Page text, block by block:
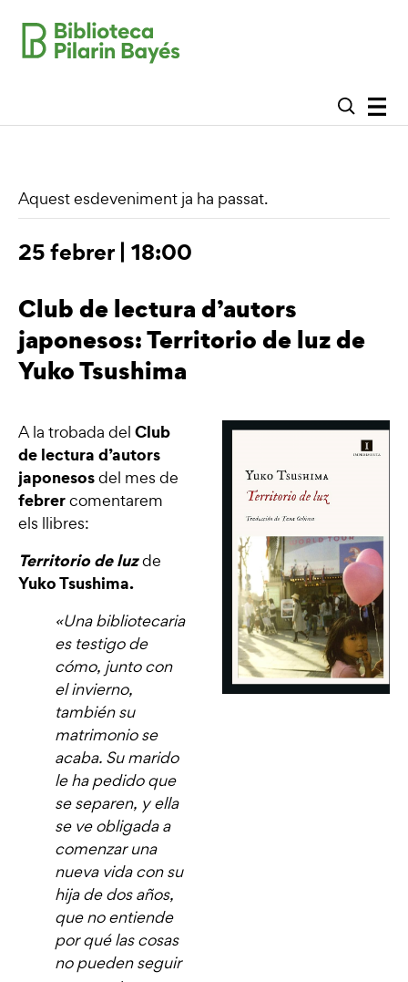
Aquest esdeveniment ja ha passat.
25 febrer | 18:00
Club de lectura d’autors
japonesos: Territorio de luz de
Yuko Tsushima
A la trobada del Club
de lectura d’autors
japonesosdel mes de
febrercomentarem
els llibres:
Territorio de luzde
Yuko Tsushima.
«Una bibliotecaria
es testigo de
cómo, junto con
el invierno,
también su
matrimonio se
acaba. Su marido
le ha pedido que
se separen, y ella
se ve obligada a
comenzar una
nueva vida con su
hija de dos años,
que no entiende
por qué las cosas
no pueden seguir